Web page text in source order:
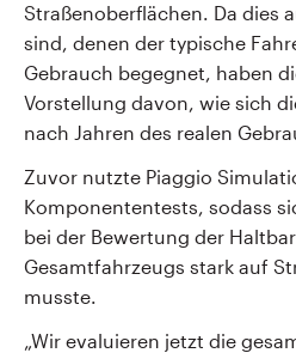
Straßenoberflächen. Da dies
sind, denen der typische
Gebrauch begegnet, haben
Vorstellung davon, wie sich
nach Jahren des realen
Zuvor nutzte Piaggio
Komponententests, sodass
bei der Bewertung der
Gesamtfahrzeugs stark auf
musste.
„Wir evaluieren jetzt die